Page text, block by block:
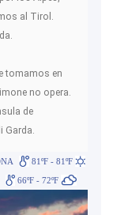
al Tirol.
tomamos en
no opera.
de
Garda.
81ºF - 81ºF
66ºF - 72ºF